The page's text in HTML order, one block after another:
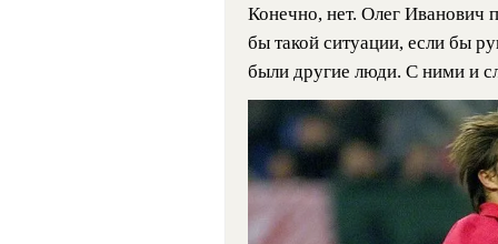
Конечно, нет. Олег Иванович
бы такой ситуации, если бы
были другие люди. С ними и